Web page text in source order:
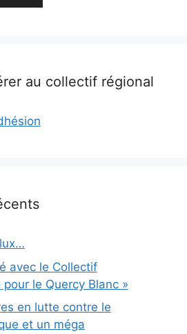
au collectif régional
avec le Collectif
pour le Quercy Blanc »
en lutte contre le
et un méga